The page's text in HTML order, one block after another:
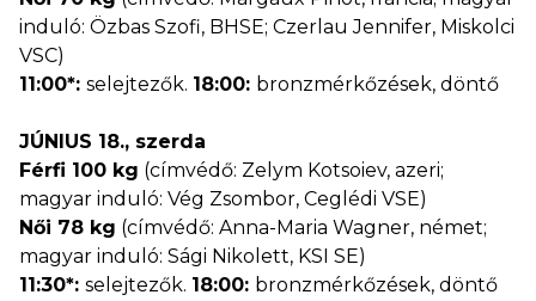
induló: Özbas Szofi, BHSE; Czerlau Jennifer, Miskolci
VSC)
11:00*: selejtezők. 18:00: bronzmérkőzések, döntő
JÚNIUS 18., szerda
Férfi 100 kg (címvédő: Zelym Kotsoiev, azeri;
magyar induló: Vég Zsombor, Ceglédi VSE)
Női 78 kg (címvédő: Anna-Maria Wagner, német;
magyar induló: Sági Nikolett, KSI SE)
11:30*: selejtezők. 18:00: bronzmérkőzések, döntő